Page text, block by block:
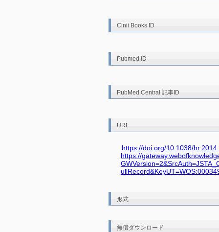
Cinii Books ID
Pubmed ID
PubMed Central 記事ID
URL
https://doi.org/10.1038/
https://
形式
無償ダウンロード